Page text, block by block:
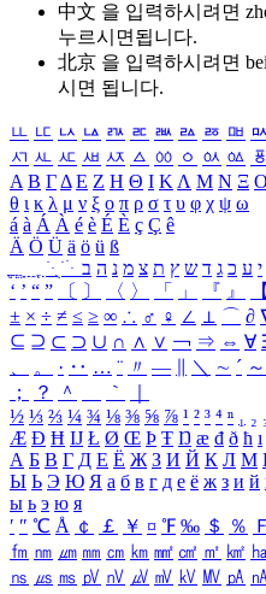
中文 을 입력하시려면
누르시면됩니다.
北京 을 입력하시려면
시면 됩니다.
ㅥ ㅦ ㅧ ㅨ ㅩ ㅪ ㅫ ㅬ ㅭ ㅮ ㅯ
ㅺ ㅻ ㅼ ㅽ ㅾ ㅿ ㆀ ㆁ ㆂ ㆃ ㆄ
Α Β ΓΔ Ε Ζ Η Θ Ι ΚΛ Μ Ν Ξ Ο
θ ι κ λ μ ν ξ ο π ρ σ τ υ φ χ ψ ω
á à Á À é è É È ç Ç ê
Ä Ö Ü ä ö ü ß
ִֶֹ ֻּ ׁׂ י ע כ ג ד ש ץ ת צ מ נ ה ב
‘ ’ “ ” 〔 〕 〈 〉 「 」 『 』 【
± × ÷ ≠ ≤ ≥ ∞ ∴ ♂ ♀ ∠ ⊥ ⌒ ∂
⊆ ⊇ ⊂ ⊃ ∪ ∩ ∧ ∨ ￢ ⇒ ⇔ ∀
、
。 · ‥ … ¨ 〃 ― ＼ ∼ ´ ～
；
？ ＾ ｀
½ ⅓ ⅔ ¼ ¾ ⅛ ⅜ ⅝ ⅞ ¹ ² ³ ⁴ ⁿ ₁ ₂
Æ Ð Ħ Ĳ Ł Ø Œ Þ Ŧ Ŋ æ đ ð ħ ı
А Б В Г Д Е Ё Ж З И Й К Л М
Ы Ь Э Ю Я а б в г д е ё ж з и й
ы ь э ю я
′ ″ ℃ Å ￠ ￡ ￥ ¤ ℉ ‰ ＄ ％ Ｆ
㎙ ㎚ ㎛ ㎜ ㎝ ㎞ ㎟ ㎠ ㎡ ㎢ ㏊
㎱ ㎲ ㎳ ㎴ ㎵ ㎶ ㎷ ㎸ ㎹ ㎀ ㎁